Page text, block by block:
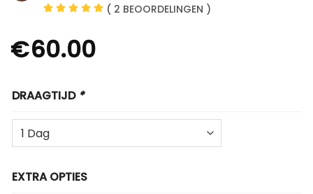
( 2 BEOORDELINGEN )
€60.00
DRAAGTIJD *
EXTRA OPTIES